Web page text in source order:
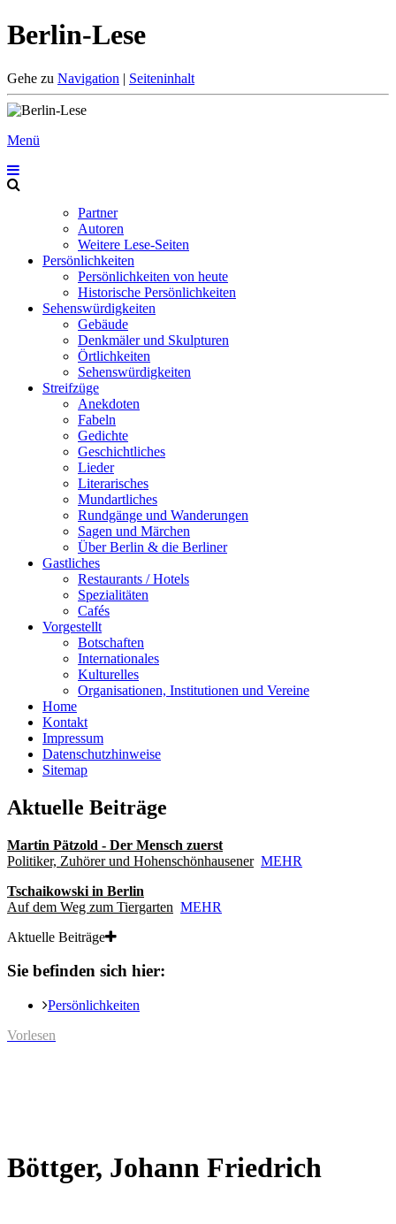
Berlin-Lese
Gehe zu Navigation | Seiteninhalt
Menü
Partner
Autoren
Weitere Lese-Seiten
Persönlichkeiten
Persönlichkeiten von heute
Historische Persönlichkeiten
Sehenswürdigkeiten
Gebäude
Denkmäler und Skulpturen
Örtlichkeiten
Sehenswürdigkeiten
Streifzüge
Anekdoten
Fabeln
Gedichte
Geschichtliches
Lieder
Literarisches
Mundartliches
Rundgänge und Wanderungen
Sagen und Märchen
Über Berlin & die Berliner
Gastliches
Restaurants / Hotels
Spezialitäten
Cafés
Vorgestellt
Botschaften
Internationales
Kulturelles
Organisationen, Institutionen und Vereine
Home
Kontakt
Impressum
Datenschutzhinweise
Sitemap
Aktuelle Beiträge
Martin Pätzold - Der Mensch zuerst
Politiker, Zuhörer und Hohenschönhausener MEHR
Tschaikowski in Berlin
Auf dem Weg zum Tiergarten MEHR
Aktuelle Beiträge
Sie befinden sich hier:
Persönlichkeiten
Vorlesen
Böttger, Johann Friedrich